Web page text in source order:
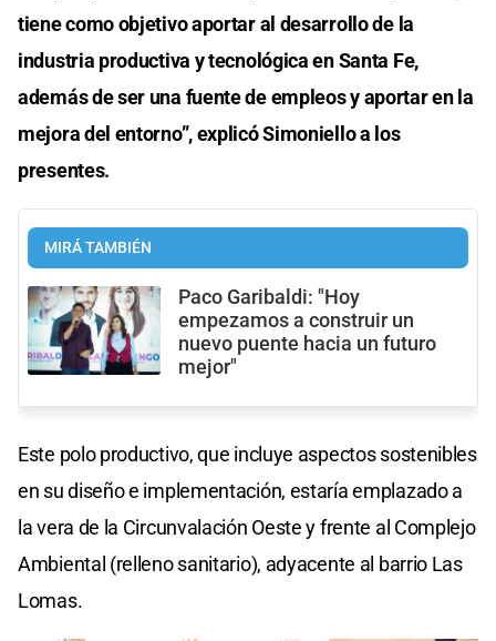
tiene como objetivo aportar al desarrollo de la
industria productiva y tecnológica en Santa Fe,
además de ser una fuente de empleos y aportar en la
mejora del entorno”, explicó Simoniello a los
presentes.
MIRÁ TAMBIÉN
Paco Garibaldi: "Hoy
empezamos a construir un
nuevo puente hacia un futuro
mejor"
Este polo productivo, que incluye aspectos sostenibles
en su diseño e implementación, estaría emplazado a
la vera de la Circunvalación Oeste y frente al Complejo
Ambiental (relleno sanitario), adyacente al barrio Las
Lomas.